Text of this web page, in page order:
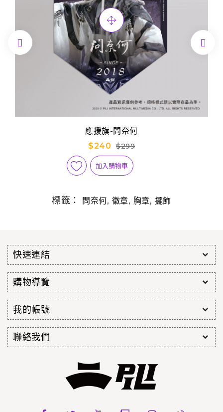
應援旗-問奈何
$240
$299
加入購物車
 
標籤： 問奈何, 徽章, 胸章, 擺飾
快速連結
購物導覽
我的帳號
聯絡我們